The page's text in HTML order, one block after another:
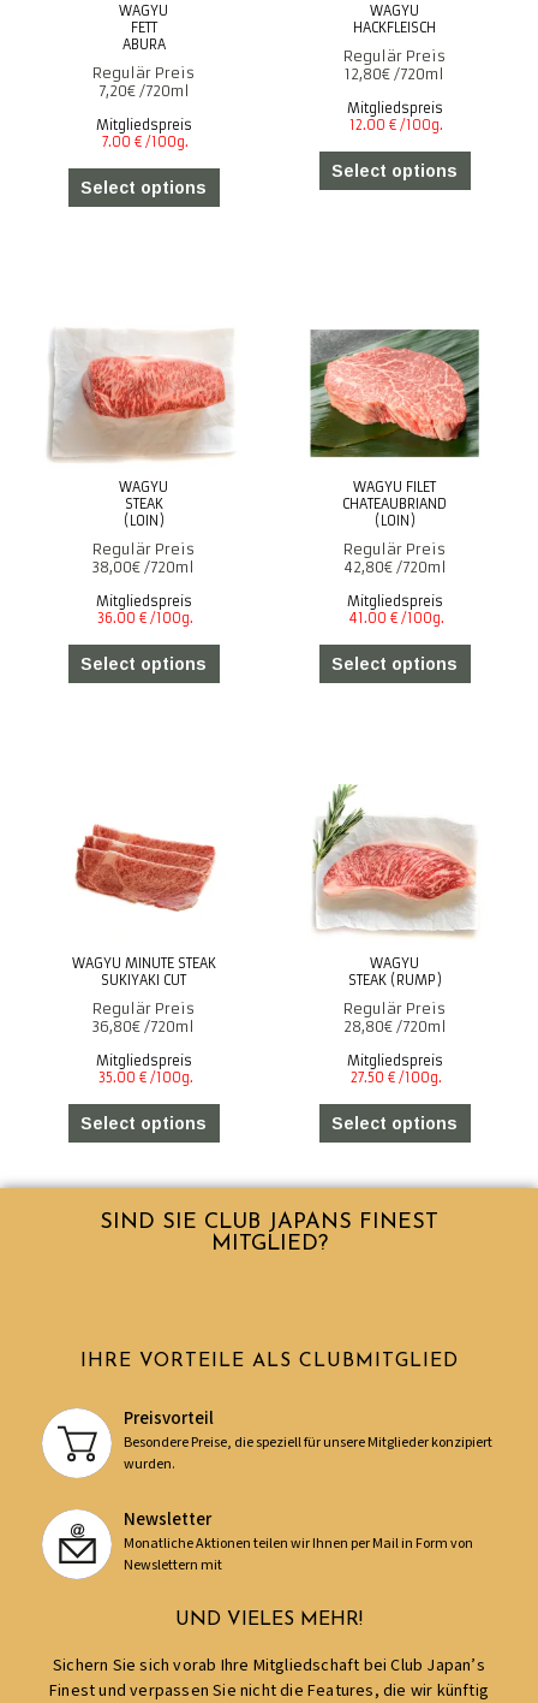
WAGYU
FETT
ABURA
7,20€
Mitgliedspreis
Select options
WAGYU
HACKFLEISCH
12,80€
Mitgliedspreis
Select options
WAGYU
STEAK
(LOIN)
38,00€
Mitgliedspreis
Select options
WAGYU FILET
CHATEAUBRIAND
(LOIN)
42,80€
Mitgliedspreis
Select options
WAGYU MINUTE STEAK
SUKIYAKI CUT
36,80€
Mitgliedspreis
Select options
WAGYU
STEAK (RUMP)
28,80€
Mitgliedspreis
Select options
SIND SIE CLUB JAPANS FINEST
MITGLIED?
IHRE VORTEILE ALS CLUBMITGLIED
Preisvorteil
Besondere Preise, die speziell für unsere Mitglieder konzipiert
wurden.
Newsletter
Monatliche Aktionen teilen wir Ihnen per Mail in Form von
Newslettern mit
UND VIELES MEHR!
Sichern Sie sich vorab Ihre Mitgliedschaft bei Club Japan’s
Finest und verpassen Sie nicht die Features, die wir künftig